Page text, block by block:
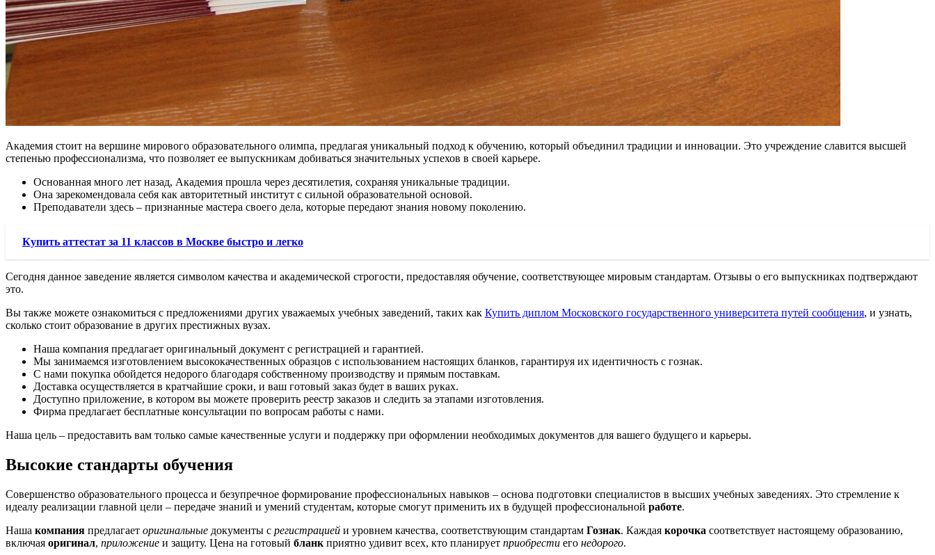
Академия стоит на вершине мирового образовательного олимпа, предлагая уникальный подход к обучению, который объединил традиции и инновации. Это учреждение славится высшей
степенью профессионализма, что позволяет ее выпускникам добиваться значительных успехов в своей карьере.
Основанная много лет назад, Академия прошла через десятилетия, сохраняя уникальные традиции.
Она зарекомендовала себя как авторитетный институт с сильной образовательной основой.
Преподаватели здесь – признанные мастера своего дела, которые передают знания новому поколению.
Купить аттестат за 11 классов в Москве быстро и легко
Сегодня данное заведениe является символом качества и академической строгости, предоставляя обучение, соответствующее мировым стандартам. Отзывы о его выпускниках подтверждают
это.
Вы также можете ознакомиться с предложениями других уважаемых учебных заведений, таких как Купить диплом Московского государственного университета путей сообщения, и узнать,
сколько стоит образование в других престижных вузах.
Наша компания предлагает оригинальный документ с регистрацией и гарантией.
Мы занимаемся изготовлением высококачественных образцов с использованием настоящих бланков, гарантируя их идентичность с гознак.
С нами покупка обойдется недорого благодаря собственному производству и прямым поставкам.
Доставка осуществляется в кратчайшие сроки, и ваш готовый заказ будет в ваших руках.
Доступно приложение, в котором вы можете проверить реестр заказов и следить за этапами изготовления.
Фирма предлагает бесплатные консультации по вопросам работы с нами.
Наша цель – предоставить вам только самые качественные услуги и поддержку при оформлении необходимых документов для вашего будущего и карьеры.
Высокие стандарты обучения
Совершенство образовательного процесса и безупречное формирование профессиональных навыков – основа подготовки специалистов в высших учебных заведениях. Это стремление к
идеалу реализации главной цели – передаче знаний и умений студентам, которые смогут применить их в будущей профессиональной работе.
Наша компания предлагает оригинальные документы с регистрацией и уровнем качества, соответствующим стандартам Гознак. Каждая корочка соответствует настоящему образованию,
включая оригинал, приложение и защиту. Цена на готовый бланк приятно удивит всех, кто планирует приобрести его недорого.